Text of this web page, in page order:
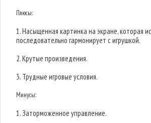
Плюсы:
1. Насыщенная картинка на экране, которая
последовательно гармонирует с игрушкой.
2. Крутые произведения.
3. Трудные игровые условия.
Минусы:
1. Заторможенное управление.